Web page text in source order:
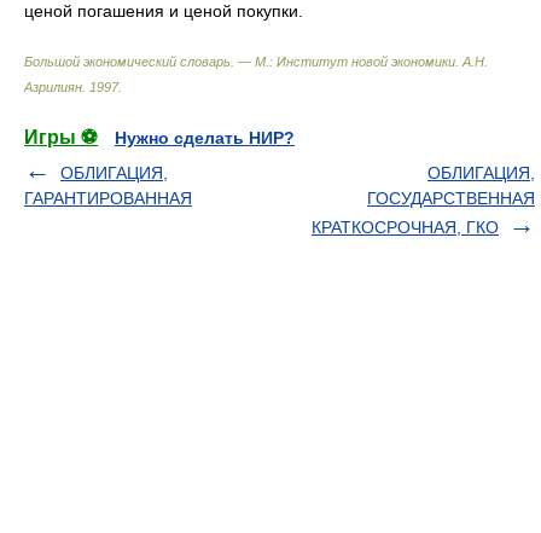
ценой погашения и ценой покупки.
Большой экономический словарь. — М.: Институт новой экономики А.Н.
Азрилиян 1997.
Игры ⚽
Нужно сделать НИР?
ОБЛИГАЦИЯ,
ГАРАНТИРОВАННАЯ
ОБЛИГАЦИЯ,
ГОСУДАРСТВЕННАЯ
КРАТКОСРОЧНАЯ, ГКО